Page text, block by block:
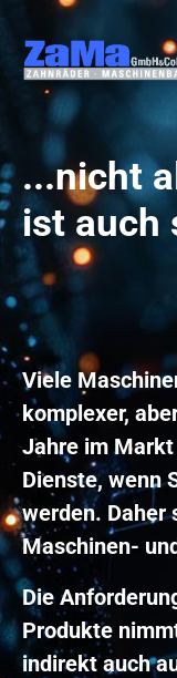
Skip to main
...nicht
ist auch
Viele
komplexer,
Jahre im
Dienste, wenn
werden. Daher
Maschinen-
Die
Produkte
indirekt auch